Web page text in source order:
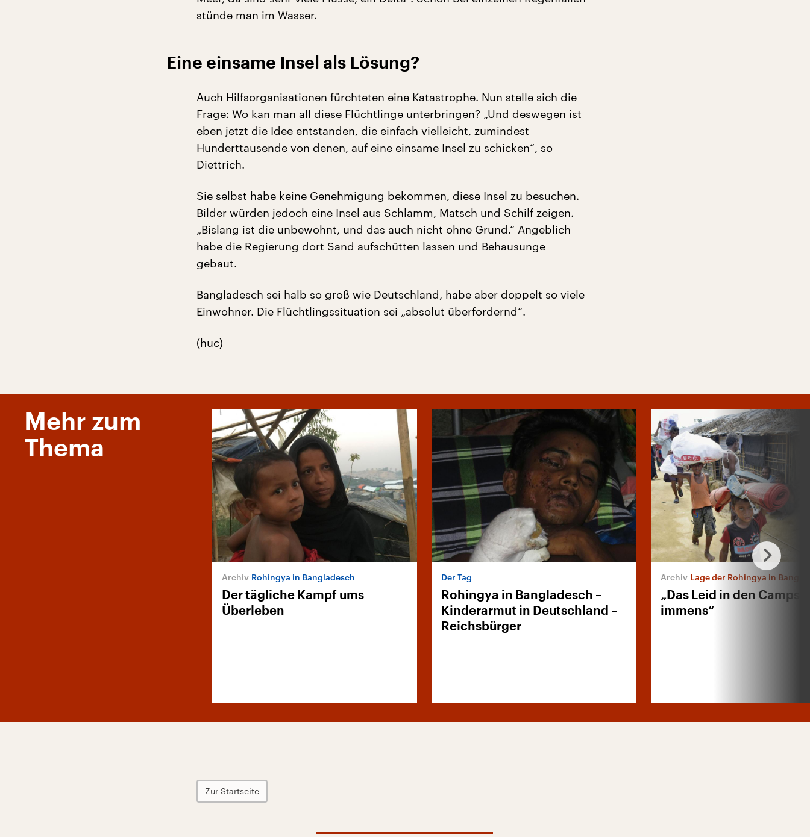
stünde man im Wasser.
Eine einsame Insel als Lösung?
Auch Hilfsorganisationen fürchteten eine Katastrophe. Nun stelle sich die
Frage: Wo kan man all diese Flüchtlinge unterbringen? „Und deswegen ist
eben jetzt die Idee entstanden, die einfach vielleicht, zumindest
Hunderttausende von denen, auf eine einsame Insel zu schicken“, so
Diettrich.
Sie selbst habe keine Genehmigung bekommen, diese Insel zu besuchen.
Bilder würden jedoch eine Insel aus Schlamm, Matsch und Schilf zeigen.
„Bislang ist die unbewohnt, und das auch nicht ohne Grund.“ Angeblich
habe die Regierung dort Sand aufschütten lassen und Behausunge
gebaut.
Bangladesch sei halb so groß wie Deutschland, habe aber doppelt so viele
Einwohner. Die Flüchtlingssituation sei „absolut überfordernd“.
(huc)
Mehr zum
Thema
Rohingya in Bangladesch
Der tägliche Kampf ums
Überleben
Der Tag
Rohingya in Bangladesch –
Kinderarmut in Deutschland –
Reichsbürger
Lage der Rohingya in
„Das Leid in den Camps
immens“
Zur Startseite